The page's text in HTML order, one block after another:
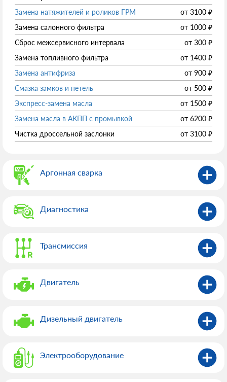
Замена натяжителей и роликов ГРМ
от 3100 ₽
Замена салонного фильтра
от 1000 ₽
Сброс межсервисного интервала
от 300 ₽
Замена топливного фильтра
от 1400 ₽
Замена антифриза
от 900 ₽
Смазка замков и петель
от 500 ₽
Экспресс-замена масла
от 1500 ₽
Замена масла в АКПП с промывкой
от 6200 ₽
Чистка дроссельной заслонки
от 3100 ₽
Аргонная сварка
Диагностика
Трансмиссия
Двигатель
Дизельный двигатель
Электрооборудованиe